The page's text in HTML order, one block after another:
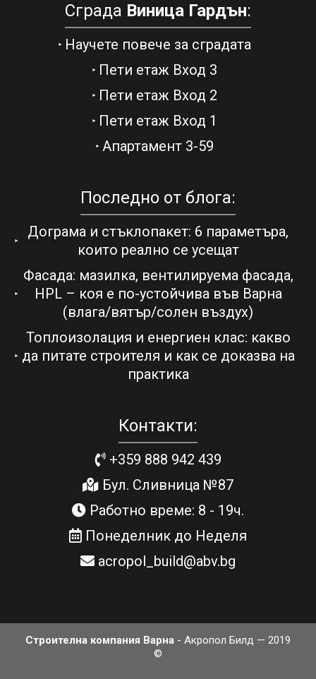
Сграда Виница Гардън:
Научете повече за сградата
Пети етаж Вход 3
Пети етаж Вход 2
Пети етаж Вход 1
Апартамент 3-59
Последно от блога:
Дограма и стъклопакет: 6 параметъра,
които реално се усещат
Фасада: мазилка, вентилируема фасада,
HPL – коя е по-устойчива във Варна
(влага/вятър/солен въздух)
Топлоизолация и енергиен клас: какво
да питате строителя и как се доказва на
практика
Контакти:
+359 888 942 439
Бул. Сливница №87
Работно време: 8 - 19ч.
Понеделник до Неделя
acropol_build@abv.bg
Строителна компания Варна - Акропол Билд — 2019
©